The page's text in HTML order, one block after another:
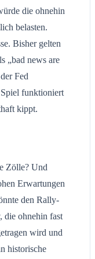
die ohnehin
belasten.
Bisher gelten
„bad news are
Fed
funktioniert
kippt.
Zölle? Und
Erwartungen
den Rally-
die ohnehin fast
wird und
historische